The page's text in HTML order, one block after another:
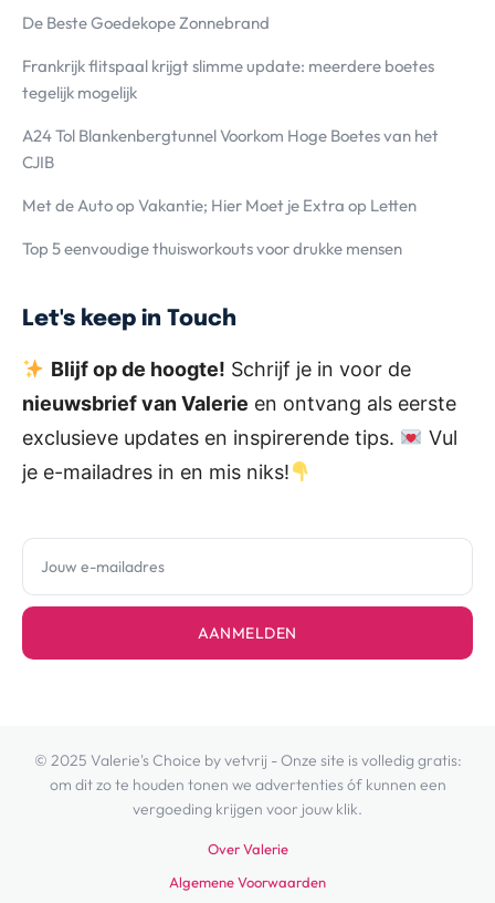
De Beste Goedekope Zonnebrand
Frankrijk flitspaal krijgt slimme update: meerdere boetes
tegelijk mogelijk
A24 Tol Blankenbergtunnel Voorkom Hoge Boetes van het
CJIB
Met de Auto op Vakantie; Hier Moet je Extra op Letten
Top 5 eenvoudige thuisworkouts voor drukke mensen
Let's keep in Touch
Blijf op de hoogte! Schrijf je in voor de
nieuwsbrief van Valerie en ontvang als eerste
exclusieve updates en inspirerende tips.
Vul
je e-mailadres in en mis niks!
AANMELDEN
© 2025 Valerie's Choice by vetvrij - Onze site is volledig gratis:
om dit zo te houden tonen we advertenties óf kunnen een
vergoeding krijgen voor jouw klik.
Over Valerie
Algemene Voorwaarden